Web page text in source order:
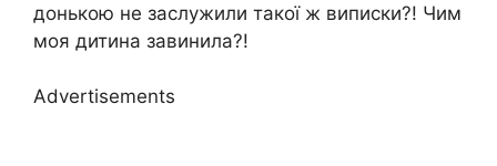
донькою не заслужили такої ж виписки?! Чим
моя дитина завинила?!
Advertisements